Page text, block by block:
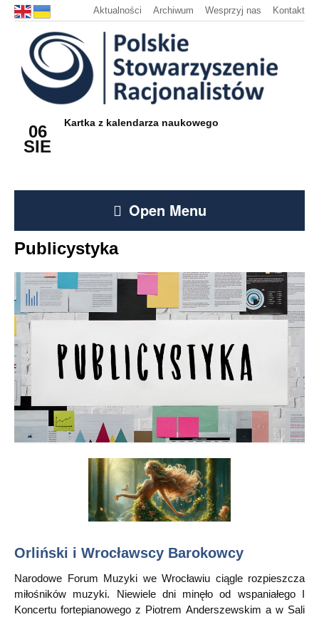
Aktualności Archiwum Wesprzyj nas Kontakt
06
SIE
Kartka z kalendarza naukowego
Open Menu
Publicystyka
Orliński i Wrocławscy Barokowcy
Narodowe Forum Muzyki we Wrocławiu ciągle rozpieszcza
miłośników muzyki. Niewiele dni minęło od wspaniałego I
Koncertu fortepianowego z Piotrem Anderszewskim a w Sali